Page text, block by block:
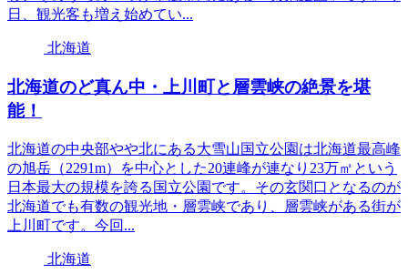
日、観光客も増え始めてい...
北海道
北海道のど真ん中・上川町と層雲峡の絶景を堪
能！
北海道の中央部やや北にある大雪山国立公園は北海道最高峰
の旭岳（2291m）を中心とした20連峰が連なり23万㎡という
日本最大の規模を誇る国立公園です。その玄関口となるのが
北海道でも有数の観光地・層雲峡であり、層雲峡がある街が
上川町です。今回...
北海道